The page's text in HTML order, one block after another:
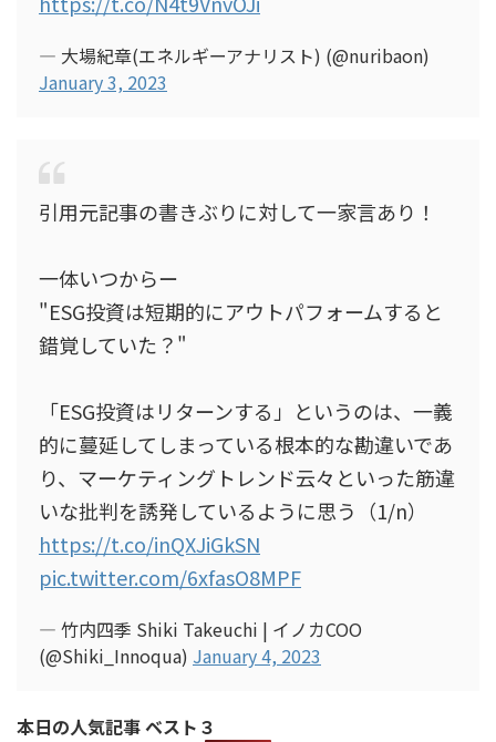
— 大場紀章(エネルギーアナリスト) (@nuribaon)
January 3, 2023
引用元記事の書きぶりに対して一家言あり！
一体いつからー
"ESG投資は短期的にアウトパフォームすると
錯覚していた？"
「ESG投資はリターンする」というのは、一義
的に蔓延してしまっている根本的な勘違いであ
り、マーケティングトレンド云々といった筋違
いな批判を誘発しているように思う（1/n）
https://t.co/inQXJiGkSN
pic.twitter.com/6xfasO8MPF
— 竹内四季 Shiki Takeuchi | イノカCOO
(@Shiki_Innoqua) January 4, 2023
本日の人気記事 ベスト３